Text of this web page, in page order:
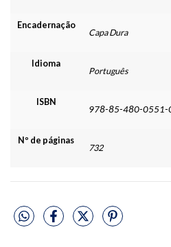
Encadernação
Capa Dura
Idioma
Português
ISBN
978-85-480-0551-
Nº de páginas
732